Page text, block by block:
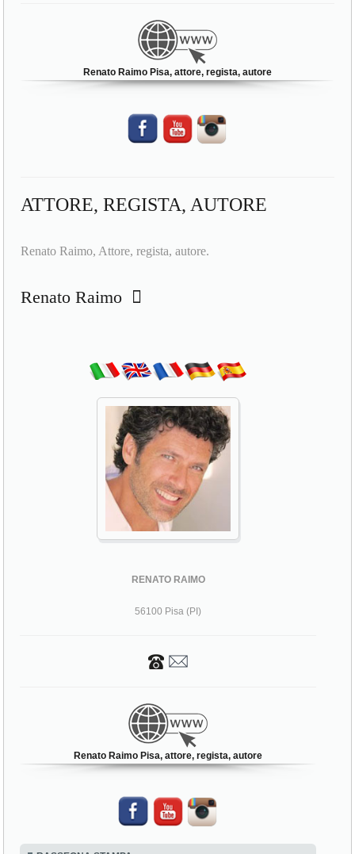
Renato Raimo Pisa, attore, regista, autore
ATTORE, REGISTA, AUTORE
Renato Raimo, Attore, regista, autore.
Renato Raimo
RENATO RAIMO
56100 Pisa (PI)
Renato Raimo Pisa, attore, regista, autore